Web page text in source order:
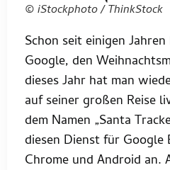
© iStockphoto / ThinkStock
Schon seit einigen
Google, den
dieses Jahr hat man
auf seiner großen Reise
dem Namen „Santa
diesen Dienst für Google
Chrome und Android an.